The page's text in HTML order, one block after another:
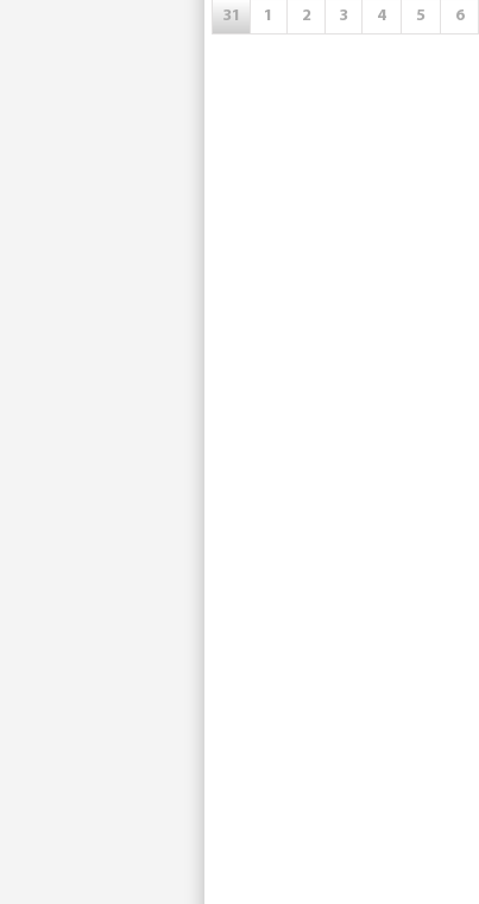
31
1 2 3 4 5 6